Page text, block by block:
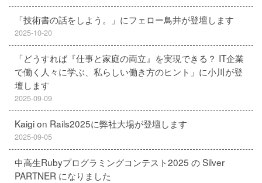
「技術書の話をしよう。」にフェロー鳥井が登壇します
2025-10-20
「どうすれば『仕事と家庭の両立』を実現できる？ IT企業
で働く人々に学ぶ、私らしい働き方のヒント」に小川が登
壇します
2025-09-09
Kaigi on Rails2025に弊社大場が登壇します
2025-09-05
中高生Rubyプログラミングコンテスト2025 の Silver
PARTNER になりました